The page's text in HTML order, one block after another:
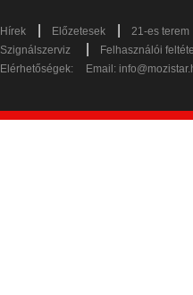
Hírek Előzetesek
21-es terem
Szignálszerviz
Felhasználói
Elérhetőségek:
Email: